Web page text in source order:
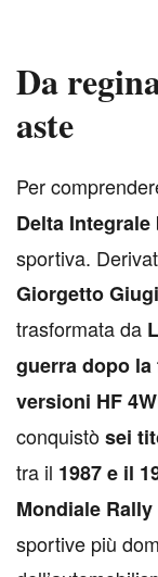
Da
aste
Per
Delta Integrale
sportiva.
Giorgetto
trasformata da
guerra dopo la
versioni HF
conquistòsei
tra il 1987 e il
Mondiale Rally
sportive più